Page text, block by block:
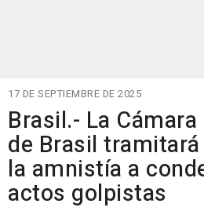
17 DE SEPTIEMBRE DE 2025
Brasil.- La
de Brasil
la amnistía a
actos golpistas